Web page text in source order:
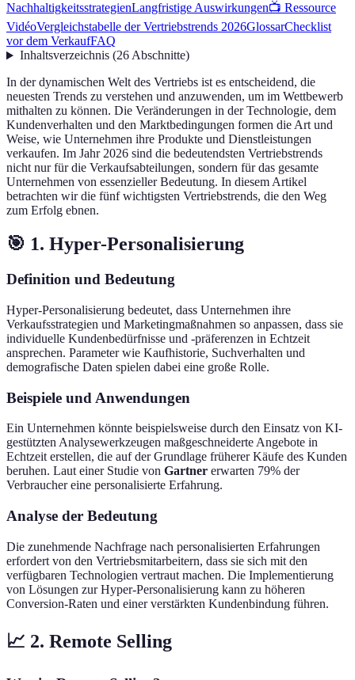
NachhaltigkeitsstrategienLangfristige Auswirkungen📺 Ressource
VidéoVergleichstabelle der Vertriebstrends 2026GlossarChecklist
vor dem VerkaufFAQ
Inhaltsverzeichnis(26Abschnitte)
In der dynamischen Welt des Vertriebs ist es entscheidend, die
neuesten Trends zu verstehen und anzuwenden, um im Wettbewerb
mithalten zu können. Die Veränderungen in der Technologie, dem
Kundenverhalten und den Marktbedingungen formen die Art und
Weise, wie Unternehmen ihre Produkte und Dienstleistungen
verkaufen. Im Jahr 2026 sind die bedeutendsten Vertriebstrends
nicht nur für die Verkaufsabteilungen, sondern für das gesamte
Unternehmen von essenzieller Bedeutung. In diesem Artikel
betrachten wir die fünf wichtigsten Vertriebstrends, die den Weg
zum Erfolg ebnen.
🎯 1. Hyper-Personalisierung
Definition und Bedeutung
Hyper-Personalisierung bedeutet, dass Unternehmen ihre
Verkaufsstrategien und Marketingmaßnahmen so anpassen, dass sie
individuelle Kundenbedürfnisse und -präferenzen in Echtzeit
ansprechen. Parameter wie Kaufhistorie, Suchverhalten und
demografische Daten spielen dabei eine große Rolle.
Beispiele und Anwendungen
Ein Unternehmen könnte beispielsweise durch den Einsatz von KI-
gestützten Analysewerkzeugen maßgeschneiderte Angebote in
Echtzeit erstellen, die auf der Grundlage früherer Käufe des Kunden
beruhen. Laut einer Studie von Gartner erwarten 79% der
Verbraucher eine personalisierte Erfahrung.
Analyse der Bedeutung
Die zunehmende Nachfrage nach personalisierten Erfahrungen
erfordert von den Vertriebsmitarbeitern, dass sie sich mit den
verfügbaren Technologien vertraut machen. Die Implementierung
von Lösungen zur Hyper-Personalisierung kann zu höheren
Conversion-Raten und einer verstärkten Kundenbindung führen.
📈 2. Remote Selling